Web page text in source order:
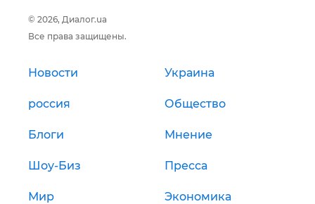
© 2026, Диалог.ua
Все права защищены.
Новости Украина
россия Общество
Блоги Мнение
Шоу-Биз Пресса
Мир Экономика